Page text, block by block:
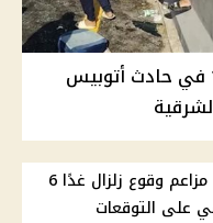
بالأسماء.. مصرع طفل وإصابة 13 في حادث أتوبيس
البحوث الفلكية تحسم مزاعم وقوع زلزال غدًا 6
على التوقعات